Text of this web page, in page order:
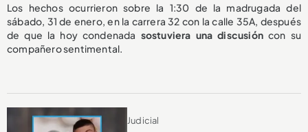
Los hechos ocurrieron sobre la 1:30 de la madrugada del
sábado, 31 de enero, en la carrera 32 con la calle 35A, después
de que la hoy condenada sostuviera una discusión con su
compañero sentimental.
Judicial